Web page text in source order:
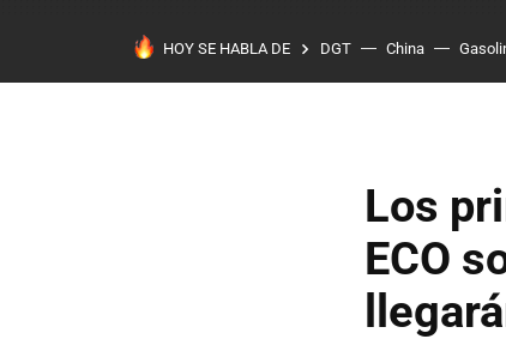
HOY SE HABLA DE DGT China
Los
ECO